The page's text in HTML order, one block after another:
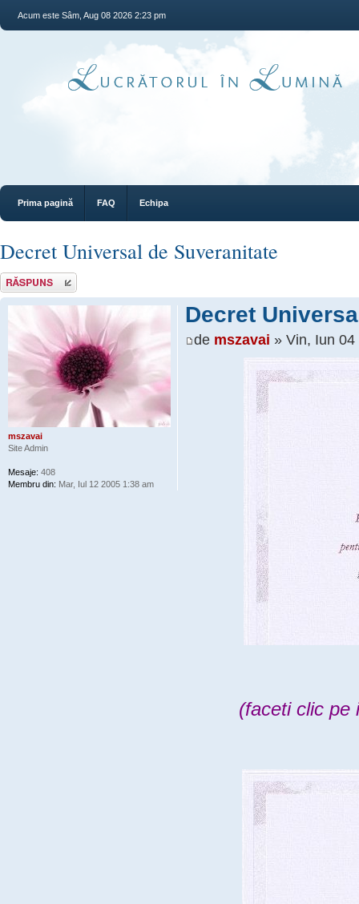
Acum este Sâm, Aug 08 2026 2:23 pm
Prima pagină FAQ Echipa
Decret Universal de Suveranitate
Răspunde
Decret
de mszavai » Vin, Iun
(faceti clic pe
mszavai
Site Admin
Mesaje: 408
Membru din: Mar, Iul 12 2005 1:38 am